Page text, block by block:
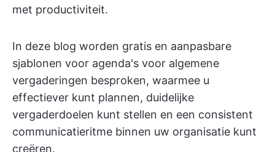
met productiviteit.
In deze blog worden gratis en aanpasbare
sjablonen voor agenda's voor algemene
vergaderingen besproken, waarmee u
effectiever kunt plannen, duidelijke
vergaderdoelen kunt stellen en een consistent
communicatieritme binnen uw organisatie kunt
creëren.